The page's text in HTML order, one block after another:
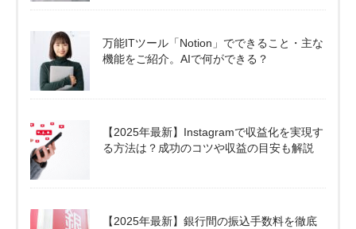
万能ITツール「Notion」でできること・主な
機能をご紹介。AIで何ができる？
【2025年最新】Instagramで収益化を実現す
る方法は？成功のコツや収益の目安も解説
【2025年最新】銀行間の振込手数料を徹底